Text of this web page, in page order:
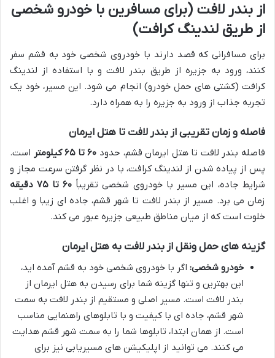
از بندر لافت (برای مسافرین با خودرو شخصی
از طریق لندینگ کرافت)
برای مسافرانی که قصد دارند با خودروی شخصی خود به قشم سفر
کنند، ورود به جزیره از طریق بندر لافت و با استفاده از لندینگ
کرافت (کشتی های حمل خودرو) انجام می شود. این مسیر، خود یک
تجربه جذاب از ورود به جزیره را به همراه دارد.
فاصله و زمان تقریبی از بندر لافت تا هتل ایرمان
فاصله بندر لافت تا هتل ایرمان قشم، حدود ۶۰ تا ۶۵ کیلومتر
است.
پس از پیاده شدن از لندینگ کرافت، با در نظر گرفتن سرعت مجاز و
شرایط جاده، این مسیر با خودروی شخصی تقریباً۶۰ تا ۷۵ دقیقه
زمان می برد. مسیر از بندر لافت تا شهر قشم، جاده ای زیبا و اغلب
خلوت است که از میان مناطق طبیعی جزیره عبور می کند.
گزینه های حمل ونقل از بندر لافت به هتل ایرمان
خودرو شخصی: اگر با خودروی شخصی خود به قشم آمده اید،
این بهترین و تنها گزینه شما برای رسیدن به هتل ایرمان از
بندر لافت است. مسیر اصلی و مستقیم از بندر لافت به سمت
شهر قشم، جاده ای با کیفیت و با تابلوهای راهنمایی مناسب
است. از همان ابتدا، تابلوها شما را به سمت شهر قشم هدایت
می کنند. می توانید از اپلیکیشن های مسیریابی نیز برای